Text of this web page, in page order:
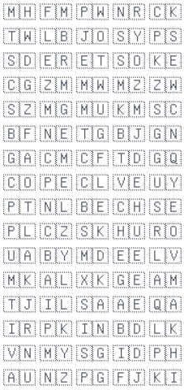
🇲🇭🇫🇲🇵🇼🇳🇷🇨🇰
🇹🇼🇱🇧🇯🇴🇸🇾🇵🇸
🇸🇩🇪🇷🇪🇹🇸🇴🇰🇪
🇨🇬🇿🇲🇲🇼🇲🇿🇿🇼
🇸🇿🇲🇬🇲🇺🇰🇲🇸🇨
🇧🇫🇳🇪🇹🇬🇧🇯🇬🇳
🇬🇦🇨🇲🇨🇫🇹🇩🇬🇶
🇨🇴🇵🇪🇨🇱🇻🇪🇺🇾
🇵🇹🇳🇱🇧🇪🇨🇭🇸🇪
🇵🇱🇨🇿🇸🇰🇭🇺🇷🇴
🇺🇦🇧🇾🇲🇩🇪🇪🇱🇻
🇲🇰🇦🇱🇽🇰🇬🇪🇦🇲
🇹🇯🇮🇱🇸🇦🇦🇪🇶🇦
🇮🇷🇵🇰🇮🇳🇧🇩🇱🇰
🇻🇳🇲🇾🇸🇬🇮🇩🇵🇭
🇦🇺🇳🇿🇵🇬🇫🇯🇰🇮